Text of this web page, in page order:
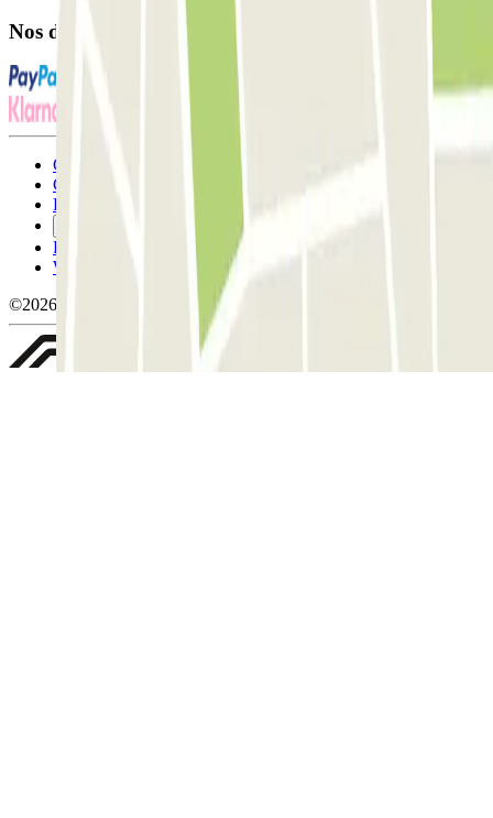
Nos différents modes de paiement:
Conditions générales d'utilisation et contrat
Conditions d'annulation
Politique relative aux cookies
Politique de confidentialité
Whistleblowing
©2026 Parclick. Tous droits réservés